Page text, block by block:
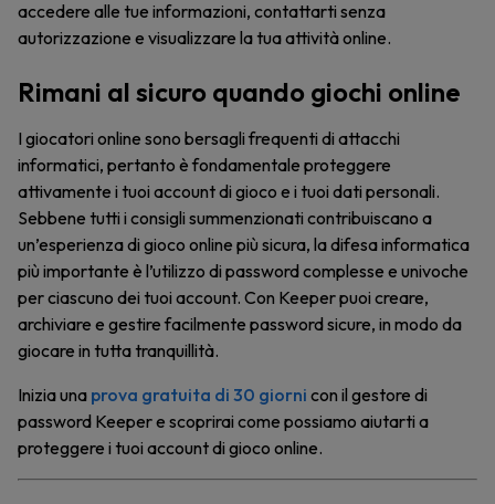
accedere alle tue informazioni, contattarti senza
autorizzazione e visualizzare la tua attività online.
Rimani al sicuro quando giochi online
I giocatori online sono bersagli frequenti di attacchi
informatici, pertanto è fondamentale proteggere
attivamente i tuoi account di gioco e i tuoi dati personali.
Sebbene tutti i consigli summenzionati contribuiscano a
un’esperienza di gioco online più sicura, la difesa informatica
più importante è l’utilizzo di password complesse e univoche
per ciascuno dei tuoi account. Con Keeper puoi creare,
archiviare e gestire facilmente password sicure, in modo da
giocare in tutta tranquillità.
Inizia una prova gratuita di 30 giorni con il gestore di
password Keeper e scoprirai come possiamo aiutarti a
proteggere i tuoi account di gioco online.